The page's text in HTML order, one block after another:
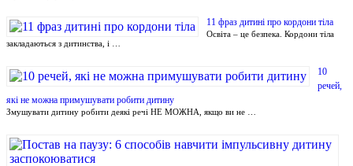
11 фраз дитині про кордони тіла
Освіта – це безпека. Кордони тіла
закладаються з дитинства, і …
10
речей,
які не можна примушувати робити дитину
Змушувати дитину робити деякі речі НЕ МОЖНА, якщо ви не …